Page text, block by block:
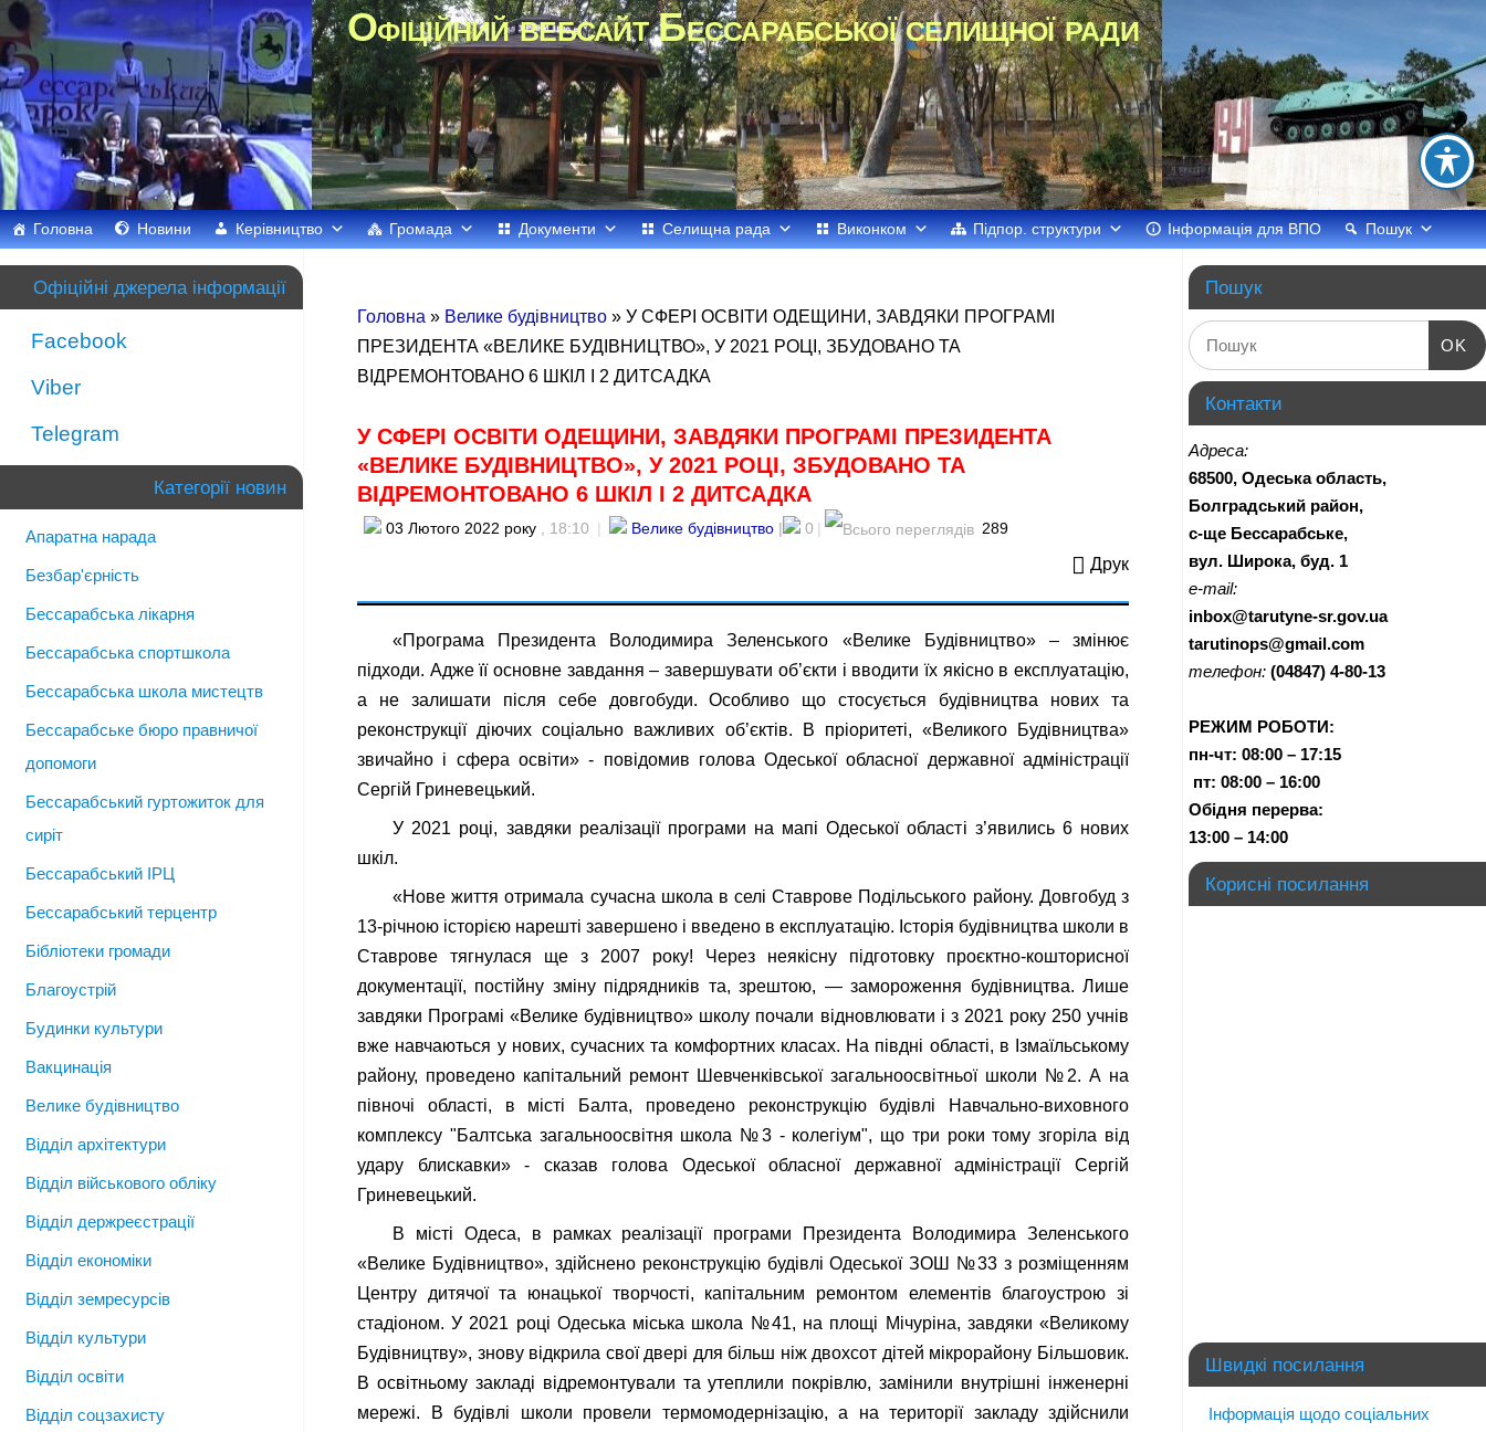
Офіційний вебсайт Бессарабської селищної ради
Головна Новини Керівництво Громада Документи Селищна рада Виконком Підпор. структури Інформація для ВПО Пошук
Головна » Велике будівництво » У СФЕРІ ОСВІТИ ОДЕЩИНИ, ЗАВДЯКИ ПРОГРАМІ
ПРЕЗИДЕНТА «ВЕЛИКЕ БУДІВНИЦТВО», У 2021 РОЦІ, ЗБУДОВАНО ТА
ВІДРЕМОНТОВАНО 6 ШКІЛ І 2 ДИТСАДКА
У СФЕРІ ОСВІТИ ОДЕЩИНИ, ЗАВДЯКИ ПРОГРАМІ ПРЕЗИДЕНТА
«ВЕЛИКЕ БУДІВНИЦТВО», У 2021 РОЦІ, ЗБУДОВАНО ТА
ВІДРЕМОНТОВАНО 6 ШКІЛ І 2 ДИТСАДКА
03 Лютого 2022 року , 18:10 | Велике будівництво | 0 | 289
Друк
«Програма Президента Володимира Зеленського «Велике Будівництво» – змінює
підходи. Адже її основне завдання – завершувати об’єкти і вводити їх якісно в експлуатацію,
а не залишати після себе довгобуди. Особливо що стосується будівництва нових та
реконструкції діючих соціально важливих об’єктів. В пріоритеті, «Великого Будівництва»
звичайно і сфера освіти» - повідомив голова Одеської обласної державної адміністрації
Сергій Гриневецький.
У 2021 році, завдяки реалізації програми на мапі Одеської області з’явились 6 нових
шкіл.
«Нове життя отримала сучасна школа в селі Ставрове Подільського району. Довгобуд з
13-річною історією нарешті завершено і введено в експлуатацію. Історія будівництва школи в
Ставрове тягнулася ще з 2007 року! Через неякісну підготовку проєктно-кошторисної
документації, постійну зміну підрядників та, зрештою, — замороження будівництва. Лише
завдяки Програмі «Велике будівництво» школу почали відновлювати і з 2021 року 250 учнів
вже навчаються у нових, сучасних та комфортних класах. На півдні області, в Ізмаїльському
району, проведено капітальний ремонт Шевченківської загальноосвітньої школи №2. А на
півночі області, в місті Балта, проведено реконструкцію будівлі Навчально-виховного
комплексу "Балтська загальноосвітня школа №3 - колегіум", що три роки тому згоріла від
удару блискавки» - сказав голова Одеської обласної державної адміністрації Сергій
Гриневецький.
В місті Одеса, в рамках реалізації програми Президента Володимира Зеленського
«Велике Будівництво», здійснено реконструкцію будівлі Одеської ЗОШ №33 з розміщенням
Центру дитячої та юнацької творчості, капітальним ремонтом елементів благоустрою зі
стадіоном. У 2021 році Одеська міська школа №41, на площі Мічуріна, завдяки «Великому
Будівництву», знову відкрила свої двері для більш ніж двохсот дітей мікрорайону Більшовик.
В освітньому закладі відремонтували та утеплили покрівлю, замінили внутрішні інженерні
мережі. В будівлі школи провели термомодернізацію, а на території закладу здійснили
Офіційні джерела інформації
Facebook
Viber
Telegram
Категорії новин
Апаратна нарада
Безбар'єрність
Бессарабська лікарня
Бессарабська спортшкола
Бессарабська школа мистецтв
Бессарабське бюро правничої
допомоги
Бессарабський гуртожиток для
сиріт
Бессарабський ІРЦ
Бессарабський терцентр
Бібліотеки громади
Благоустрій
Будинки культури
Вакцинація
Велике будівництво
Відділ архітектури
Відділ військового обліку
Відділ держреєстрації
Відділ економіки
Відділ земресурсів
Відділ культури
Відділ освіти
Відділ соцзахисту
Пошук
OK
Контакти
Адреса:
68500, Одеська область,
Болградський район,
с-ще Бессарабське,
вул. Широка, буд. 1
e-mail:
inbox@tarutyne-sr.gov.ua
tarutinops@gmail.com
телефон: (04847) 4-80-13
РЕЖИМ РОБОТИ:
пн-чт: 08:00 – 17:15
пт: 08:00 – 16:00
Обідня перерва:
13:00 – 14:00
Корисні посилання
Швидкі посилання
Інформація щодо соціальних